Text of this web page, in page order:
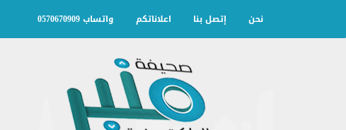
نحن إتصل بنا اعلاناتكم واتساب 0570670909